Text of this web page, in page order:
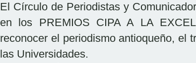
El Círculo de Periodistas y
en los PREMIOS CIPA A LA
reconocer el periodismo antioqueño, el
las Universidades.